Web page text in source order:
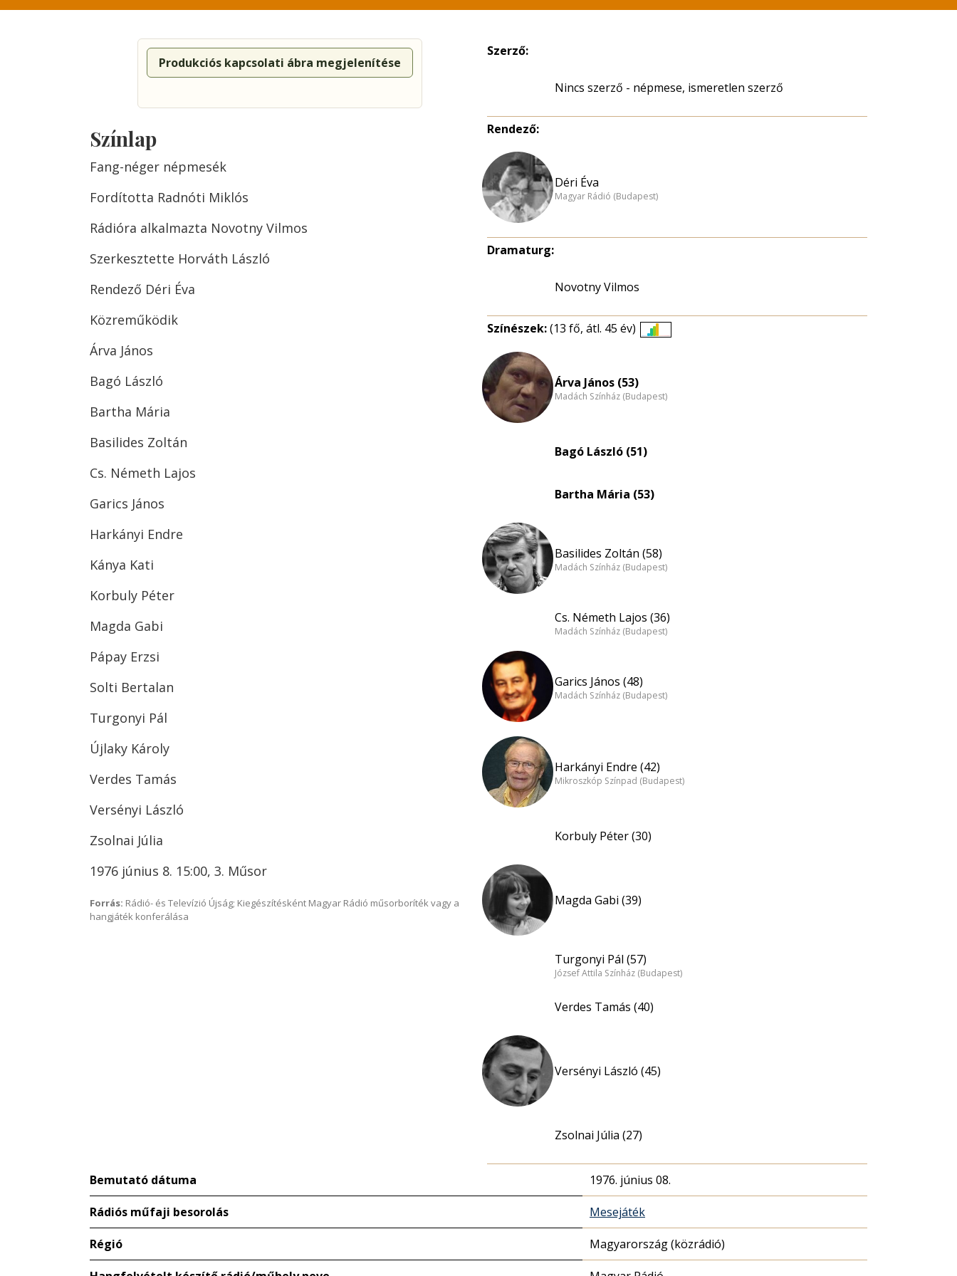
Produkciós kapcsolati ábra megjelenítése
Színlap
Fang-néger népmesék
Fordította Radnóti Miklós
Rádióra alkalmazta Novotny Vilmos
Szerkesztette Horváth László
Rendező Déri Éva
Közreműködik
Árva János
Bagó László
Bartha Mária
Basilides Zoltán
Cs. Németh Lajos
Garics János
Harkányi Endre
Kánya Kati
Korbuly Péter
Magda Gabi
Pápay Erzsi
Solti Bertalan
Turgonyi Pál
Újlaky Károly
Verdes Tamás
Versényi László
Zsolnai Júlia
1976 június 8. 15:00, 3. Műsor
Forrás: Rádió- és Televízió Újság; Kiegészítésként Magyar Rádió műsorboríték vagy a
hangjáték konferálása
Szerző:
Nincs szerző - népmese, ismeretlen szerző
Rendező:
Déri Éva
Magyar Rádió (Budapest)
Dramaturg:
Novotny Vilmos
Színészek:(13 fő, átl. 45 év)
Árva János (53)
Madách Színház (Budapest)
Bagó László (51)
Bartha Mária (53)
Basilides Zoltán (58)
Madách Színház (Budapest)
Cs. Németh Lajos (36)
Madách Színház (Budapest)
Garics János (48)
Madách Színház (Budapest)
Harkányi Endre (42)
Mikroszkóp Színpad (Budapest)
Korbuly Péter (30)
Magda Gabi (39)
Turgonyi Pál (57)
József Attila Színház (Budapest)
Verdes Tamás (40)
Versényi László (45)
Zsolnai Júlia (27)
Bemutató dátuma 1976. június 08.
Rádiós műfaji besorolás Mesejáték
Régió Magyarország (közrádió)